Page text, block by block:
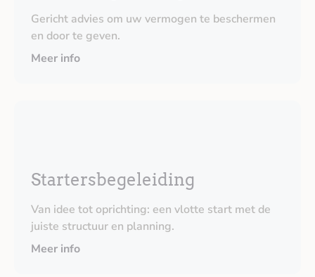
Gericht advies om uw vermogen te beschermen
en door te geven.
Meer info
Startersbegeleiding
Van idee tot oprichting: een vlotte start met de
juiste structuur en planning.
Meer info